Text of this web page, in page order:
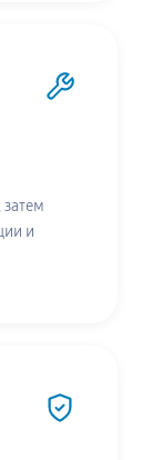
и